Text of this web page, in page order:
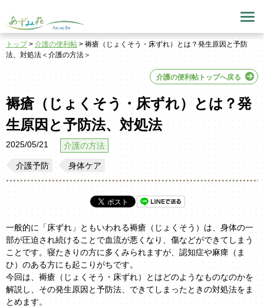
トップ> 介護の便利帖> 褥瘡（じょくそう・床ずれ）とは？発生原因と予防
法、対処法＜介護の方法＞
介護の便利帖トップへ戻る
褥瘡（じょくそう・床ずれ）とは？発
生原因と予防法、対処法
2025/05/21 介護の方法
介護予防 身体ケア
一般的に「床ずれ」ともいわれる褥瘡（じょくそう）は、身体の一
部が圧迫され続けることで血流が悪くなり、傷などができてしまう
ことです。寝たきりの方に多くみられますが、認知症や麻痺（ま
ひ）のある方にも起こりがちです。
今回は、褥瘡（じょくそう・床ずれ）とはどのようなものなのかを
解説し、その発生原因と予防法、できてしまったときの対処法をま
とめます。